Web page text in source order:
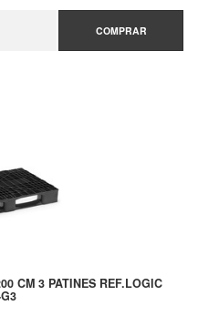
COMPRAR
CM 3 PATINES REF.LOGIC